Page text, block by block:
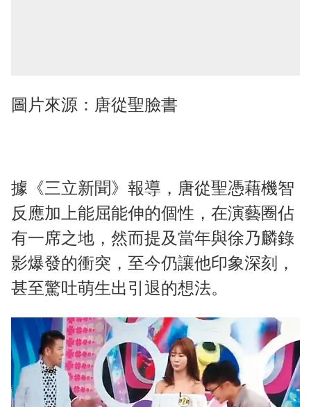
圖片來源：唐從聖臉書
據《三立新聞》報導，唐從聖憑藉機智
反應加上能屈能伸的個性，在演藝圈佔
有一席之地，然而提及當年與徐乃麟錄
影爆發的衝突，至今仍讓他印象深刻，
甚至驚吐萌生出引退的想法。